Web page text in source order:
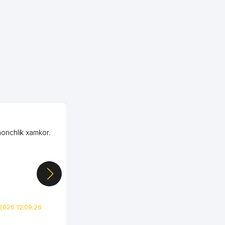
xamkor.
12:09:26